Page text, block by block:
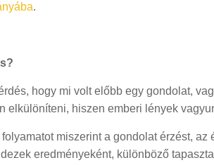
.
hogy mi volt előbb egy gondolat,
elkülöníteni, hiszen emberi lények
miszerint a gondolat érzést,
eredményeként, különböző